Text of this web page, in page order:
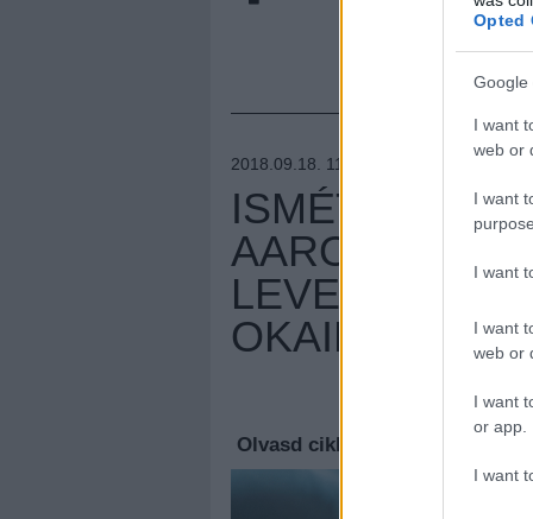
Opted
Google
I want
web or
I want
I want
I want
web or
I want
or app.
I want
2018.09.18. 11:06 –
ISMÉT AKTÍV
AARON
LEVELET ÍRT
OKAIRÓL
Olvasd cikkeinket az